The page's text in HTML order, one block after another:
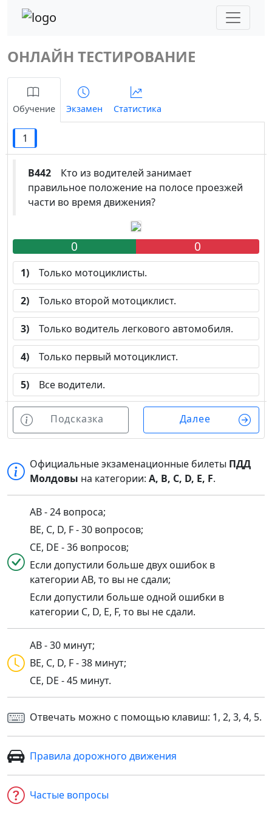
ОНЛАЙН ТЕСТИРОВАНИЕ
Обучение Экзамен Статистика
1
B442 Кто из водителей занимает
правильное положение на полосe проезжей
части во время движения?
0 0
1) Только мотоциклисты.
2) Только второй мотоциклист.
3) Только водитель легкового автомобиля.
4) Только первый мотоциклист.
5) Все водители.
Подсказка Далее
Официальные экзаменационные билеты ПДД
Молдовы на категории:A, B, C, D, E, F.
AB - 24 вопроса;
BE, C, D, F - 30 вопросов;
CE, DE - 36 вопросов;
Если допустили больше двух ошибок в
категории AB, то вы не сдали;
Если допустили больше одной ошибки в
категории C, D, E, F, то вы не сдали.
AB - 30 минут;
BE, C, D, F - 38 минут;
CE, DE - 45 минут.
Отвечать можно с помощью клавиш: 1, 2, 3, 4, 5.
Правила дорожного движения
Частые вопросы